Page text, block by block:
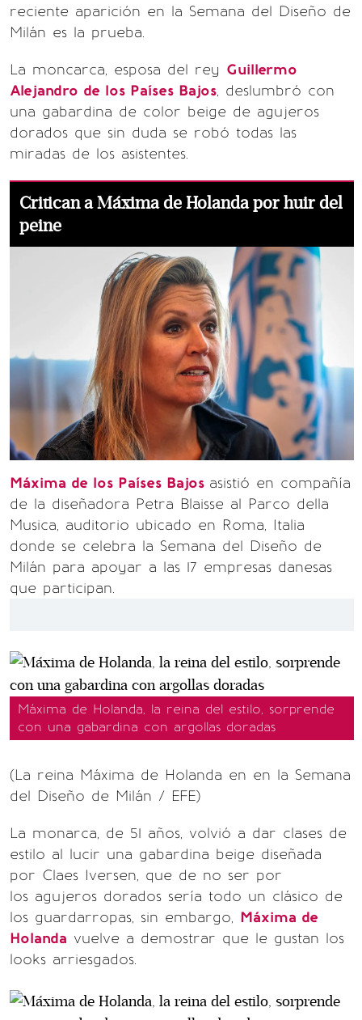
reciente aparición en la Semana del Diseño de
Milán es la prueba.
La moncarca, esposa del rey Guillermo
Alejandro de los Países Bajos, deslumbró con
una gabardina de color beige de agujeros
dorados que sin duda se robó todas las
miradas de los asistentes.
Critican a Máxima de Holanda por huir del
peine
Máxima de los Países Bajos asistió en compañía
de la diseñadora Petra Blaisse al Parco della
Musica, auditorio ubicado en Roma, Italia
donde se celebra la Semana del Diseño de
Milán para apoyar a las 17 empresas danesas
que participan.
Máxima de Holanda, la reina del estilo, sorprende
con una gabardina con argollas doradas
(La reina Máxima de Holanda en en la Semana
del Diseño de Milán / EFE)
La monarca, de 51 años, volvió a dar clases de
estilo al lucir una gabardina beige diseñada
por Claes Iversen, que de no ser por
los agujeros dorados sería todo un clásico de
los guardarropas, sin embargo, Máxima de
Holanda vuelve a demostrar que le gustan los
looks arriesgados.